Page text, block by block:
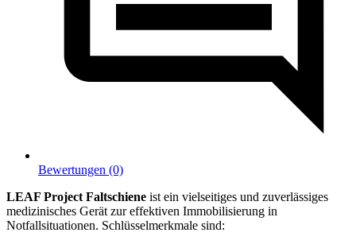
Bewertungen (0)
LEAF Project Faltschiene ist ein vielseitiges und zuverlässiges
medizinisches Gerät zur effektiven Immobilisierung in
Notfallsituationen. Schlüsselmerkmale sind: